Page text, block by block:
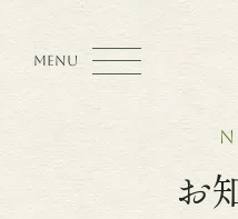
MENU
お